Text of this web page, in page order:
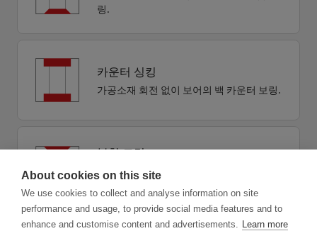
링.
카운터 싱킹
가공소재 회전 없이 보어의 백 카운터 보링.
복합 드릴
디버링, 챔퍼링 혹은 카운터 싱킹을 활용한
About cookies on this site
We use cookies to collect and analyse information on site
performance and usage, to provide social media features and to
enhance and customise content and advertisements. Learn more